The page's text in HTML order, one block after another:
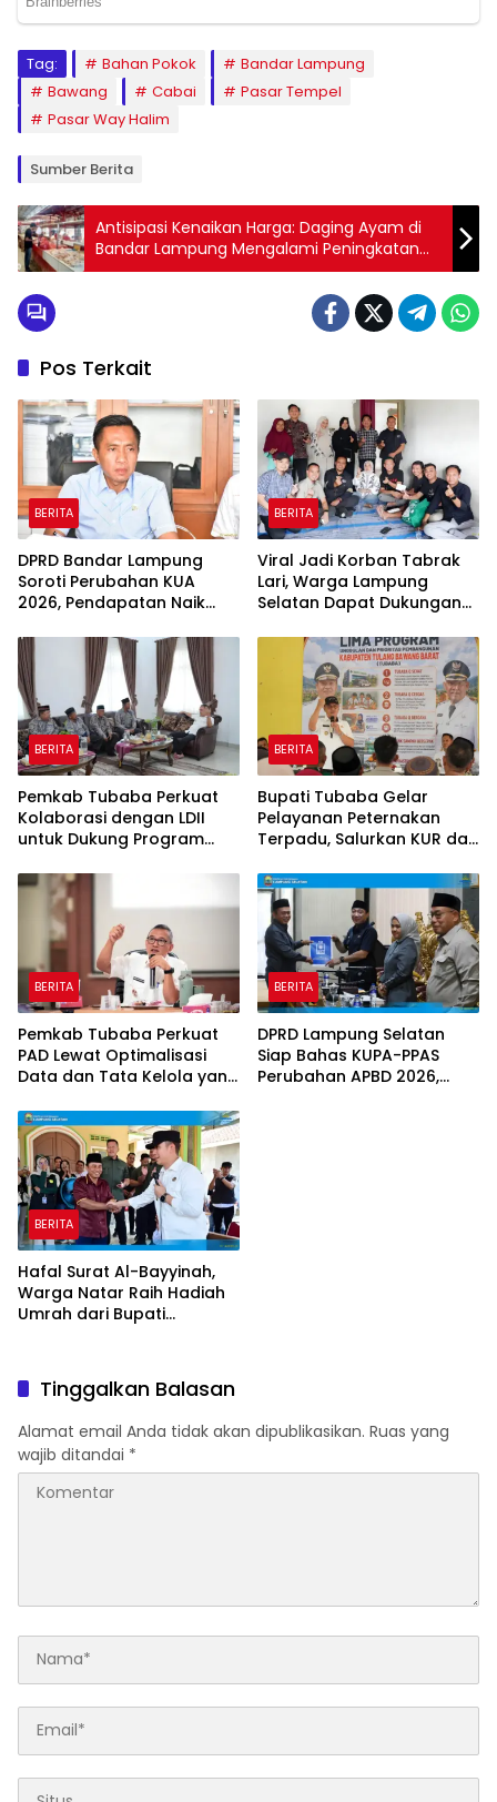
Tag: Bahan Pokok
Bandar Lampung
Bawang
Cabai
Pasar Tempel
Pasar Way Halim
Sumber Berita
Antisipasi Kenaikan Harga: Daging Ayam di
Bandar Lampung Mengalami Peningkatan
Sepekan Menjelang Nataru
Pos Terkait
BERITA
DPRD Bandar Lampung
Soroti Perubahan KUA
2026, Pendapatan Naik
Dipangkas
BERITA
Viral Jadi Korban Tabrak
Lari, Warga Lampung
Selatan Dapat Dukungan
Influencer
BERITA
Pemkab Tubaba Perkuat
Kolaborasi dengan LDII
untuk Dukung Program
BERITA
Bupati Tubaba Gelar
Pelayanan Peternakan
Terpadu, Salurkan KUR dan
Ketenagakerjaan
BERITA
Pemkab Tubaba Perkuat
PAD Lewat Optimalisasi
Data dan Tata Kelola yang
BERITA
DPRD Lampung Selatan
Siap Bahas KUPA-PPAS
Perubahan APBD 2026,
BERITA
Hafal Surat Al-Bayyinah,
Warga Natar Raih Hadiah
Umrah dari Bupati
Tinggalkan Balasan
Alamat email Anda tidak akan dipublikasikan. Ruas yang
wajib ditandai *